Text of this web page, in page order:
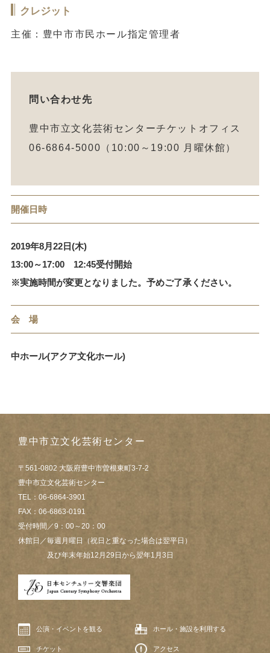
クレジット
主催：豊中市市民ホール指定管理者
問い合わせ先
豊中市立文化芸術センターチケットオフィス
06-6864-5000（10:00～19:00 月曜休館）
開催日時
2019年8月22日(木)
13:00～17:00 12:45受付開始
※実施時間が変更となりました。予めご了承ください。
会 場
中ホール(アクア文化ホール)
豊中市立文化芸術センター
〒561-0802 大阪府豊中市曽根東町3-7-2
豊中市立文化芸術センター
TEL：06-6864-3901
FAX：06-6863-0191
受付時間／9：00～20：00
休館日／毎週月曜日（祝日と重なった場合は翌平日）
及び年末年始12月29日から翌年1月3日
公演・イベントを観る ホール・施設を利用する
チケット アクセス